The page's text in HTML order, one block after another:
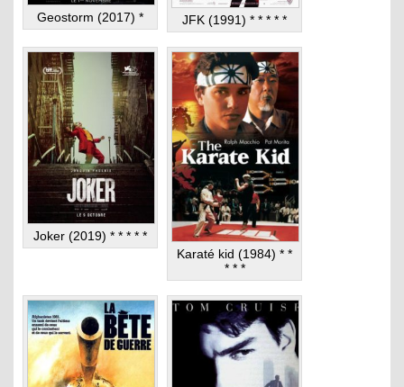
Geostorm (2017) * JFK (1991) * * * * *
Joker (2019) * * * * *
Karaté kid (1984) * *
* * *